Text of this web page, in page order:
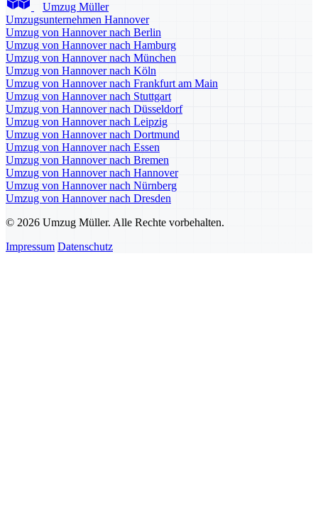
Umzug Müller
Umzugsunternehmen Hannover
Umzug von Hannover nach Berlin
Umzug von Hannover nach Hamburg
Umzug von Hannover nach München
Umzug von Hannover nach Köln
Umzug von Hannover nach Frankfurt am Main
Umzug von Hannover nach Stuttgart
Umzug von Hannover nach Düsseldorf
Umzug von Hannover nach Leipzig
Umzug von Hannover nach Dortmund
Umzug von Hannover nach Essen
Umzug von Hannover nach Bremen
Umzug von Hannover nach Hannover
Umzug von Hannover nach Nürnberg
Umzug von Hannover nach Dresden
© 2026 Umzug Müller. Alle Rechte vorbehalten.
Impressum Datenschutz